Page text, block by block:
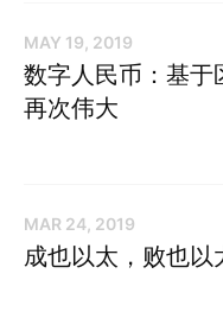
MAY 19, 2019
数字人民币：基
再次伟大
MAR 24, 2019
成也以太，败也以